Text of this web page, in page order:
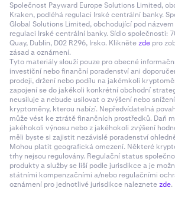
Společnost Payward Europe Solutions Limited,
Kraken, podléhá regulaci Irské centrální banky.
Global Solutions Limited, obchodující pod
regulaci Irské centrální banky. Sídlo společnosti:
Quay, Dublin, D02 R296, Irsko. Kliknětezde pro
zásad a oznámení.
Tyto materiály slouží pouze pro obecné
investiční nebo finanční poradenství ani
prodeji, držení nebo podílu na jakémkoli
zapojení se do jakékoli konkrétní obchodní
neusiluje a nebude usilovat o zvýšení nebo
kryptoměny, kterou nabízí. Nepředvídatelná
může vést ke ztrátě finančních prostředků. Daň
jakéhokoli výnosu nebo z jakéhokoli zvýšení
měli byste si zajistit nezávislé poradenství
Mohou platit geografická omezení. Některé
trhy nejsou regulovány. Regulační status
produkty a služby se liší podle jurisdikce a je
státními kompenzačními a/nebo regulačními
oznámení pro jednotlivé jurisdikce naleznetezde.